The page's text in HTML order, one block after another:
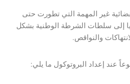
غير المهمة التي تطورت حتى
إلى سلطات الشرطة الوطنية بشكل
والنواقص.
عند إعداد البروتوكول ما يلي: